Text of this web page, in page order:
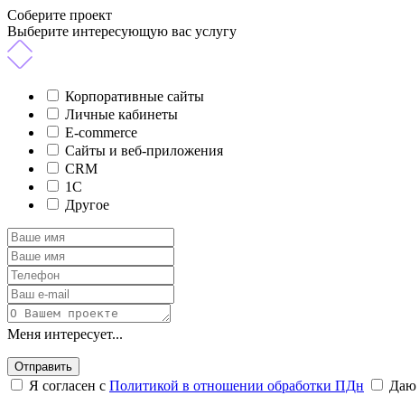
Соберите проект
Выберите интересующую вас услугу
Корпоративные сайты
Личные кабинеты
E-commerce
Сайты и веб-приложения
CRM
1C
Другое
Меня интересует...
Отправить
Я согласен с Политикой в отношении обработки ПДн Даю